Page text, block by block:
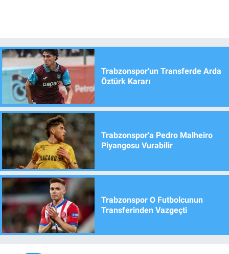
Trabzonspor'un Transferde Arda
Öztürk Kararı
Trabzonspor'a Pedro Malheiro
Piyangosu Vurabilir
Trabzonspor O Futbolcunun
Transferinden Vazgeçti